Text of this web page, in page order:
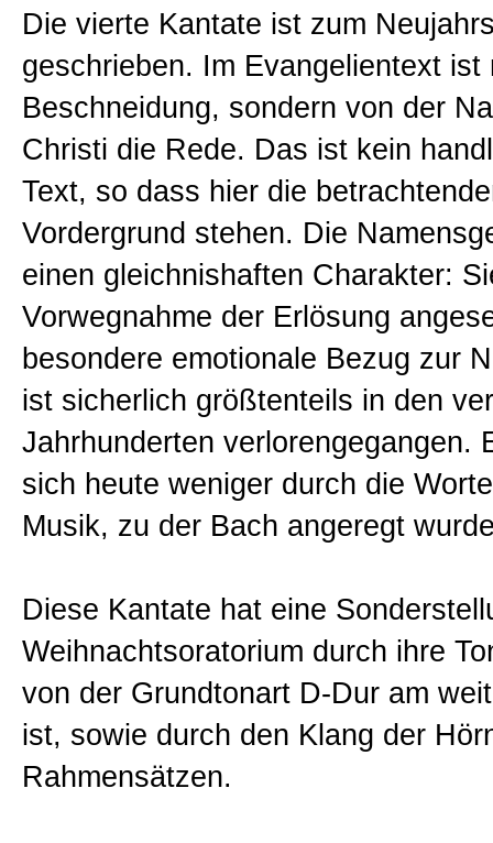
Die vierte Kantate ist zum
geschrieben. Im Evangelientext ist
Beschneidung, sondern von der
Christi die Rede. Das ist kein
Text, so dass hier die
Vordergrund stehen. Die
einen gleichnishaften Charakter:
Vorwegnahme der Erlösung
besondere emotionale Bezug zur
ist sicherlich größtenteils in den
Jahrhunderten verlorengegangen.
sich heute weniger durch die
Musik, zu der Bach angeregt
Diese Kantate hat eine
Weihnachtsoratorium durch ihre
von der Grundtonart D-Dur am
ist, sowie durch den Klang der
Rahmensätzen.